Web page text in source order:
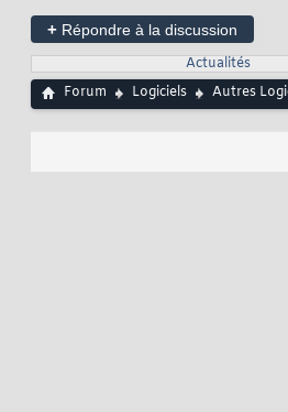
+ Répondre à la discussion
Actualités
Forum
Logiciels Autres